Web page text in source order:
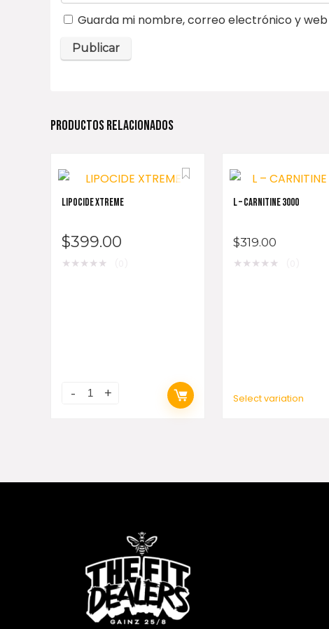
Guarda mi nombre, correo electrónico y
PRODUCTOS RELACIONADOS
LIPOCIDE XTREME
$399.00
★★★★★
L – CARNITINE 3000
$319.00
★★★★★
Select variation